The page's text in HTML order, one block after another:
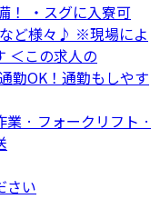
！ ・スグに入寮可
ど様々♪ ※現場によ
＜この求人の
勤OK！通勤もしやす
· フォークリフト ·
さい